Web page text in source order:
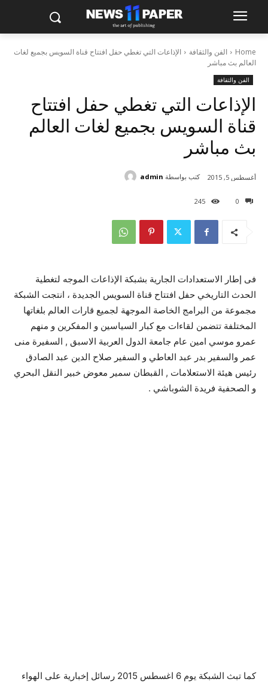
Home الفن والثقافة
الإذاعات التي تغطي حفل افتتاح قناة السويس بجميع لغات
العالم بث مباشر
الفن والثقافة
الإذاعات التي تغطي حفل افتتاح
قناة السويس بجميع لغات العالم
بث مباشر
0
245
أغسطس 5, 2015 كتب بواسطة admin
فى إطار الاستعدادات الجارية بشبكة الإذاعات الموجه لتغطية
الحدث التاريخي حفل افتتاح قناة السويس الجديدة ، انتجت الشبكة
مجموعة من البرامج الخاصة الموجهة لجميع قارات العالم بلغاتها
المختلفة تتضمن لقاءات مع كبار السياسين و المفكرين و منهم
عمرو موسي امين عام جامعة الدول العربية الاسبق , السفيرة منى
عمر والسفير بدر عبد العاطي و السفير صلاح الدين عبد الصادق
رئيس هيئة الاستعلامات , القبطان سمير معوض خبير النقل البحري
و الصحفية فريدة الشوباشي .
كما تبث الشبكة يوم 6 اغسطس 2015 رسائل إخبارية على الهواء